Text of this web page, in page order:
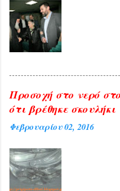
Προσοχή στο νερό
ότι βρέθηκε
Φεβρουαρίου 02, 2016